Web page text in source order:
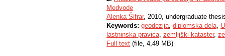
Medvode
Alenka Šifrar, 2010, undergraduate
Keywords: geodezija, diplomska dela,
lastninska pravica, zemljiški kataster,
Full text (file, 4,49 MB)